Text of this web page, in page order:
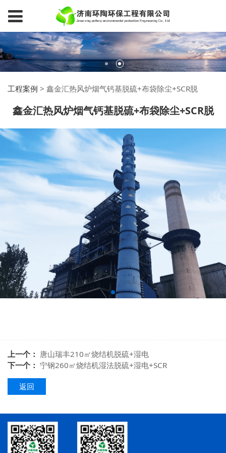
工程案例 >鑫金汇热风炉烟气钙基脱硫+布袋除尘+SCR脱
鑫金汇热风炉烟气钙基脱硫+布袋除尘+SCR脱
上一个： 唐山瑞丰210㎡烧结机脱硫+湿电
下一个：宁钢260㎡烧结机湿法脱硫+湿电+SCR
返回